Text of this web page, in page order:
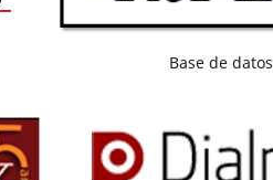
Base de datos